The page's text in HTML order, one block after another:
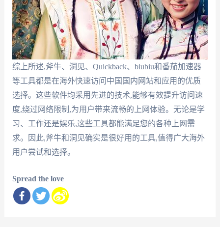
综上所述,斧牛、洞见、Quickback、biubiu和番茄加速器
等工具都是在海外快速访问中国国内网站和应用的优质
选择。这些软件均采用先进的技术,能够有效提升访问速
度,绕过网络限制,为用户带来流畅的上网体验。无论是学
习、工作还是娱乐,这些工具都能满足您的各种上网需
求。因此,斧牛和洞见确实是很好用的工具,值得广大海外
用户尝试和选择。
Spread the love